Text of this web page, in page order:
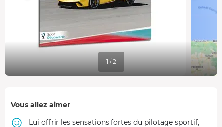
1 / 2
Vous allez aimer
Lui offrir les sensations fortes du pilotage sportif,